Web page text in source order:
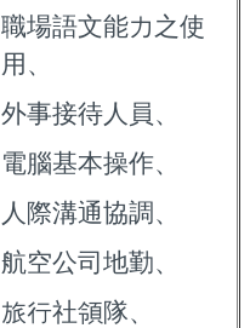
職場語文能力之使
用、
外事接待人員、
電腦基本操作、
人際溝通協調、
航空公司地勤、
旅行社領隊、